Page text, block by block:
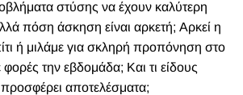
στύσης να έχουν καλύτερη
πόση άσκηση είναι αρκετή; Αρκεί η
ή μιλάμε για σκληρή προπόνηση στο
την εβδομάδα; Και τι είδους
αποτελέσματα;